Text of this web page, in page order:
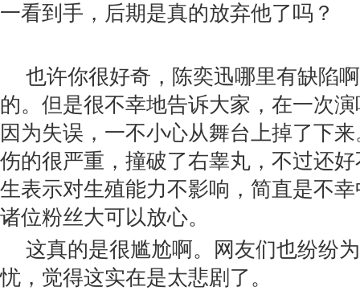
一看到手，后期是真的放弃他了吗？
也许你很好奇，陈奕迅哪里有缺陷
的。但是很不幸地告诉大家，在一次
因为失误，一不小心从舞台上掉了下
伤的很严重，撞破了右睾丸，不过还
生表示对生殖能力不影响，简直是不
诸位粉丝大可以放心。
这真的是很尴尬啊。网友们也纷纷
忧，觉得这实在是太悲剧了。